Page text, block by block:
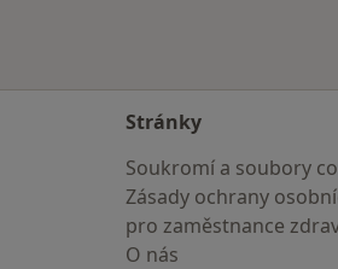
Stránky
Soukromí a soubory
Zásady ochrany
pro zaměstnance
O nás